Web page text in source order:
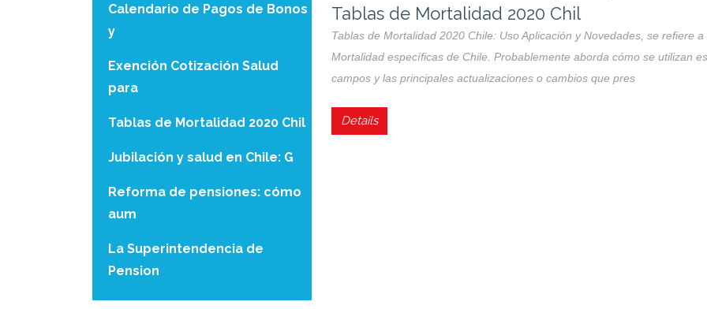
Calendario de Pagos de Bonos
y
Exención Cotización Salud
para
Tablas de Mortalidad 2020 Chil
Jubilación y salud en Chile: G
Reforma de pensiones: cómo
aum
La Superintendencia de
Pension
Jubilación y salud en Chile: G
Jubilación y salud en Chile: Guía de seguros y calidad de vida. La
entendiendo el funcionamiento de FONASA e ISAPRE y las coberturas
patrimonio, es clave contratar
Details